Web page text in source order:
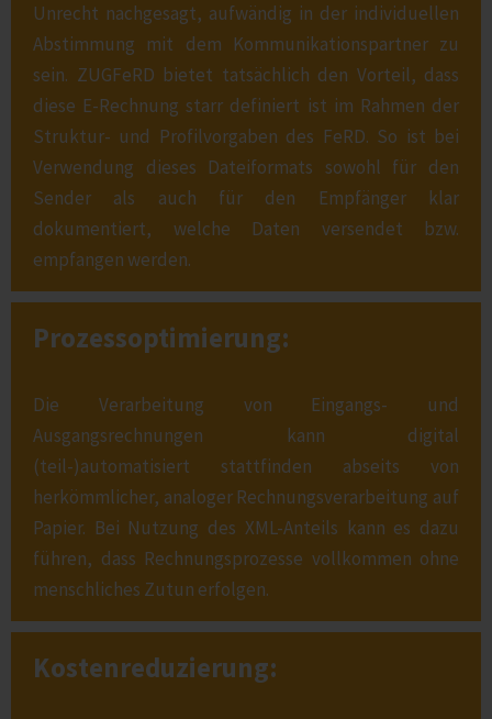
Unrecht nachgesagt, aufwändig in der individuellen
Abstimmung mit dem Kommunikationspartner zu
sein. ZUGFeRD bietet tatsächlich den Vorteil, dass
diese E-Rechnung starr definiert ist im Rahmen der
Struktur- und Profilvorgaben des FeRD. So ist bei
Verwendung dieses Dateiformats sowohl für den
Sender als auch für den Empfänger klar
dokumentiert, welche Daten versendet bzw.
empfangen werden.
Prozessoptimierung:
Die Verarbeitung von Eingangs- und
Ausgangsrechnungen kann digital
(teil-)automatisiert stattfinden abseits von
herkömmlicher, analoger Rechnungsverarbeitung auf
Papier. Bei Nutzung des XML-Anteils kann es dazu
führen, dass Rechnungsprozesse vollkommen ohne
menschliches Zutun erfolgen.
Kostenreduzierung: